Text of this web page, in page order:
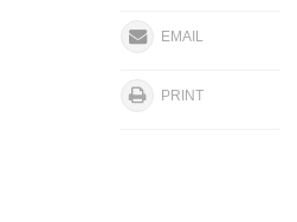
EMAIL
PRINT